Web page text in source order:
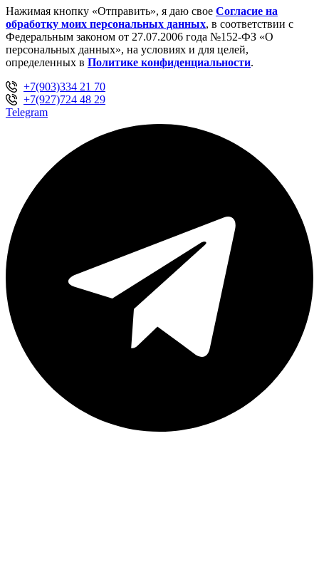
Нажимая кнопку «Отправить», я даю свое Cогласие на
обработку моих персональных данных, в соответствии с
Федеральным законом от 27.07.2006 года №152-ФЗ «О
персональных данных», на условиях и для целей,
определенных в Политике конфиденциальности.
+7(903)334 21 70
+7(927)724 48 29
Telegram